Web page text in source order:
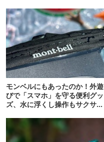
モンベルにもあったのか！外遊
びで「スマホ」を守る便利グッ
ズ、水に浮くし操作もサクサク